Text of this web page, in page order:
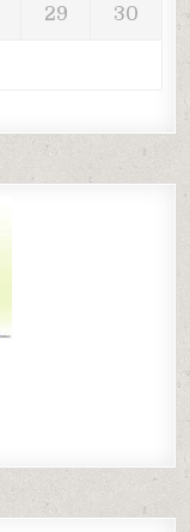
29 30